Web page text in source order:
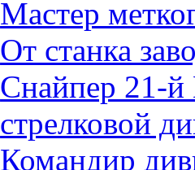
Мастер
От станка
Снайпер 21-й
стрелковой
Командир